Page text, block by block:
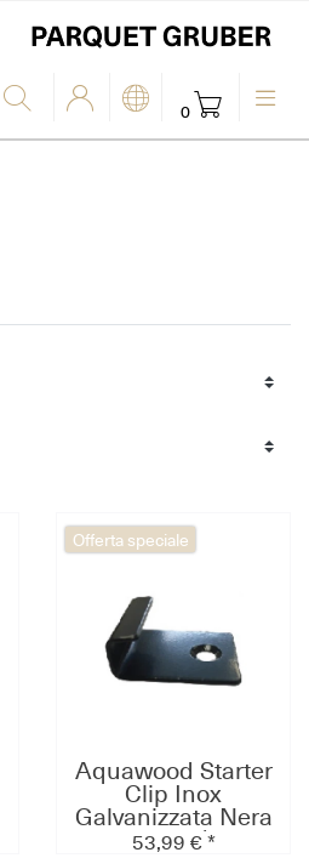
0
Offerta speciale
Aquawood Starter
Clip Inox
Galvanizzata Nera
WPC106 (129
53,99 € *